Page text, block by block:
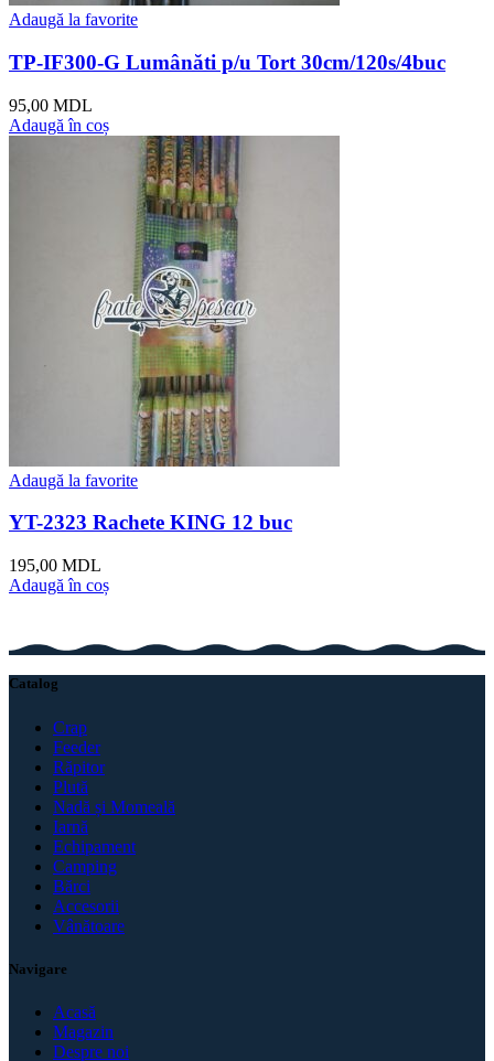
Adaugă la favorite
TP-IF300-G Lumânăti p/u Tort 30cm/120s/4buc
95,00 MDL
Adaugă în coș
Adaugă la favorite
YT-2323 Rachete KING 12 buc
195,00 MDL
Adaugă în coș
Catalog
Crap
Feeder
Răpitor
Plută
Nadă și Momeală
Iarnă
Echipament
Camping
Bărci
Accesorii
Vânătoare
Navigare
Acasă
Magazin
Despre noi